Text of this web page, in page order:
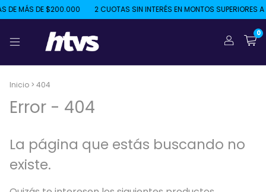
DE MÁS DE $200.000 2 CUOTAS SIN INTERÉS EN MONTOS
0
Inicio > 404
Error - 404
La página que estás buscando no
existe.